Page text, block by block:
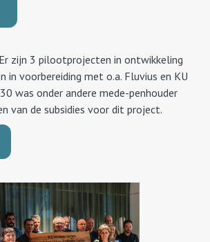
zijn 3 pilootprojecten in ontwikkeling
in voorbereiding met o.a. Fluvius en KU
was onder andere mede-penhouder
van de subsidies voor dit project.